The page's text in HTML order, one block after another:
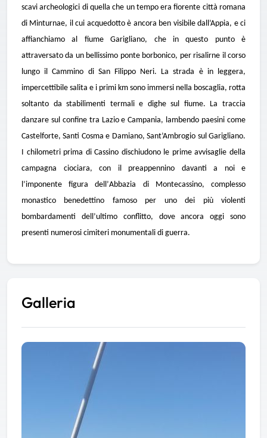
scavi archeologici di quella che un tempo era fiorente città romana
di Minturnae, il cui acquedotto è ancora ben visibile dall’Appia, e ci
affianchiamo al fiume Garigliano, che in questo punto è
attraversato da un bellissimo ponte borbonico, per risalirne il corso
lungo ilCammino di San Filippo Neri. La strada è in leggera,
impercettibile salita e i primi km sono immersi nella boscaglia, rotta
soltanto da stabilimenti termali e dighe sul fiume. La traccia
danzare sul confine tra Lazio e Campania, lambendo paesini come
Castelforte, Santi Cosma e Damiano, Sant’Ambrogio sul Garigliano.
I chilometri prima di Cassino dischiudono le prime avvisaglie della
campagna ciociara, con il preappennino davanti a noi e
l’imponente figura dell’Abbazia di Montecassino, complesso
monastico benedettino famoso per uno dei più violenti
bombardamenti dell’ultimo conflitto, dove ancora oggi sono
presenti numerosi cimiteri monumentali di guerra.
Galleria